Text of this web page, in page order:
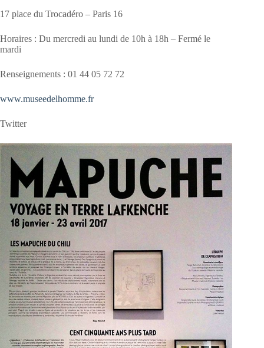
17 place du Trocadéro – Paris 16
Horaires : Du mercredi au lundi de 10h à 18h – Fermé le
mardi
Renseignements : 01 44 05 72 72
www.museedelhomme.fr
Twitter